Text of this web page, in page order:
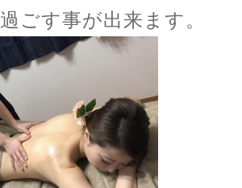
過ごす事が出来ます。